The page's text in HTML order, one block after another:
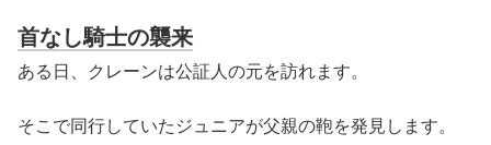
首なし騎士の襲来
ある日、クレーンは公証人の元を訪れます。
そこで同行していたジュニアが父親の鞄を発見します。